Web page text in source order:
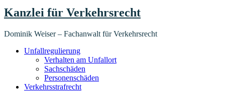
Kanzlei für Verkehrsrecht
Dominik Weiser – Fachanwalt für Verkehrsrecht
Unfallregulierung
Verhalten am Unfallort
Sachschäden
Personenschäden
Verkehrsstrafrecht